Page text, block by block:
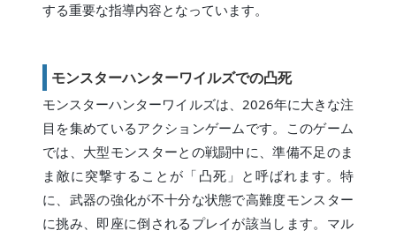
する重要な指導内容となっています。
モンスターハンターワイルズでの凸死
モンスターハンターワイルズは、2026年に大きな注
目を集めているアクションゲームです。このゲーム
では、大型モンスターとの戦闘中に、準備不足のま
ま敵に突撃することが「凸死」と呼ばれます。特
に、武器の強化が不十分な状態で高難度モンスター
に挑み、即座に倒されるプレイが該当します。マル